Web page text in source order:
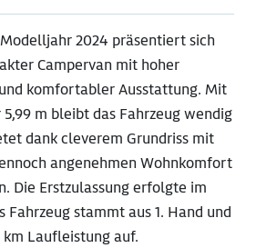
2024 präsentiert sich
Campervan mit hoher
komfortabler Ausstattung. Mit
m bleibt das Fahrzeug wendig
dank cleverem Grundriss mit
angenehmen Wohnkomfort
Die Erstzulassung erfolgte im
Fahrzeug stammt aus 1. Hand und
Laufleistung auf.